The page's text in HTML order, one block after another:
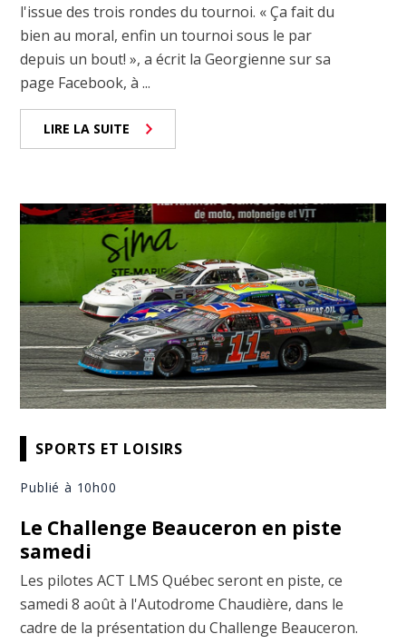
l'issue des trois rondes du tournoi. « Ça fait du
bien au moral, enfin un tournoi sous le par
depuis un bout! », a écrit la Georgienne sur sa
page Facebook, à ...
LIRE LA SUITE
SPORTS ET LOISIRS
Publié à 10h00
Le Challenge Beauceron en piste
samedi
Les pilotes ACT LMS Québec seront en piste, ce
samedi 8 août à l'Autodrome Chaudière, dans le
cadre de la présentation du Challenge Beauceron.